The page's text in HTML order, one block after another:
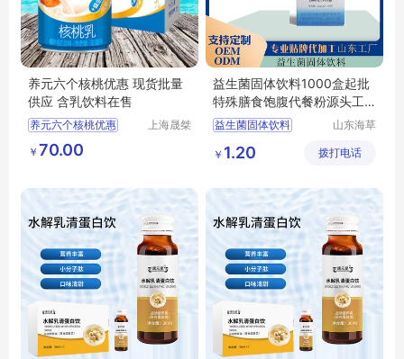
养元六个核桃优惠 现货批量
供应 含乳饮料在售
养元六个核桃优惠
现货批量供应
含乳饮料在售
上海晟桀
￥ 70.00
益生菌固体饮料1000盒起批
特殊膳食饱腹代餐粉源头工
厂免费打样
益生菌固体饮料
代餐粉源头工厂
代餐粉贴牌
山东海草
技有限公
￥ 1.20 拨打电话